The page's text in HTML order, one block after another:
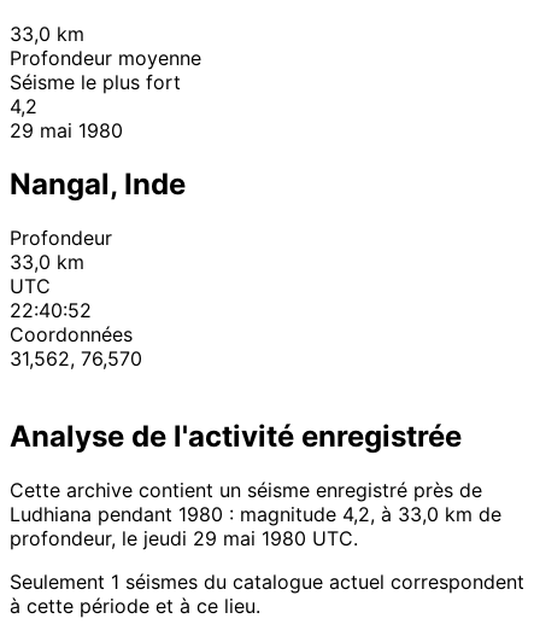
33,0 km
Profondeur moyenne
Séisme le plus fort
4,2
29 mai 1980
Nangal, Inde
Profondeur
33,0 km
UTC
22:40:52
Coordonnées
31,562, 76,570
Analyse de l'activité enregistrée
Cette archive contient un séisme enregistré près de
Ludhiana pendant 1980 : magnitude 4,2, à 33,0 km de
profondeur, le jeudi 29 mai 1980 UTC.
Seulement 1 séismes du catalogue actuel correspondent
à cette période et à ce lieu.